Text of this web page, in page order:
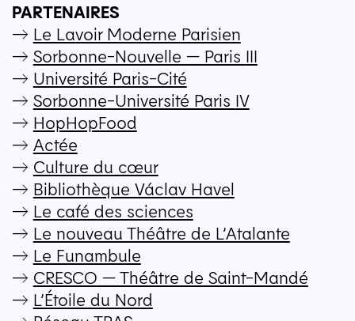
PARTENAIRES
→ Le Lavoir Moderne Parisien
→ Sorbonne-Nouvelle — Paris III
→ Université Paris-Cité
→ Sorbonne-Université Paris IV
→ HopHopFood
→ Actée
→ Culture du cœur
→ Bibliothèque Václav Havel
→ Le café des sciences
→ Le nouveau Théâtre de L’Atalante
→ Le Funambule
→ CRESCO — Théâtre de Saint-Mandé
→ L’Étoile du Nord